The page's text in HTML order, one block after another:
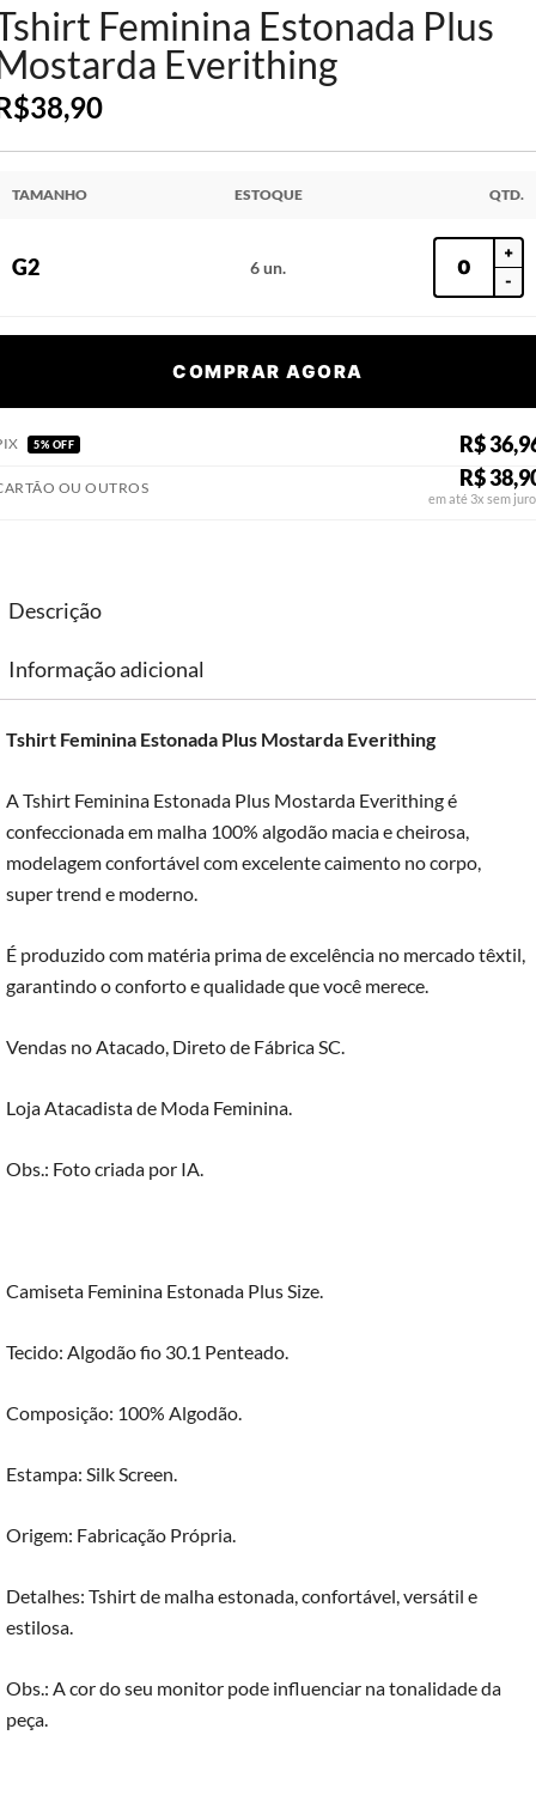
Feminina Estonada Plus
Everithing
38,90
TAMANHO ESTOQUE QTD.
G2 6 un.
+
-
COMPRAR AGORA
5% OFF R$
OU OUTROS R$
em até 3x sem
Descrição
Informação adicional
Tshirt Feminina Estonada Plus Mostarda Everithing
A Tshirt Feminina Estonada Plus Mostarda Everithing é
confeccionada em malha 100% algodão macia e cheirosa,
modelagem confortável com excelente caimento no corpo,
super trend e moderno.
É produzido com matéria prima de excelência no mercado têxtil,
garantindo o conforto e qualidade que você merece.
Vendas no Atacado, Direto de Fábrica SC.
Loja Atacadista de Moda Feminina.
Obs.: Foto criada por IA.
Camiseta Feminina Estonada Plus Size.
Tecido: Algodão fio 30.1 Penteado.
Composição: 100% Algodão.
Estampa: Silk Screen.
Origem: Fabricação Própria.
Detalhes: Tshirt de malha estonada, confortável, versátil e
estilosa.
Obs.: A cor do seu monitor pode influenciar na tonalidade da
peça.